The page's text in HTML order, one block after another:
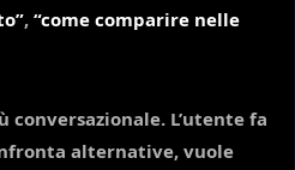
, “come comparire nelle
L’utente fa
alternative, vuole